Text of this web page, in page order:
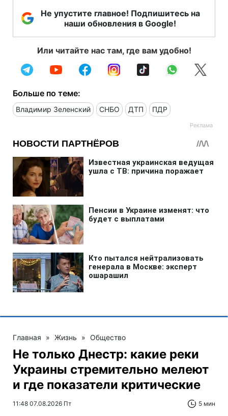
Не упустите главное! Подпишитесь на
наши обновления в Google!
Или читайте нас там, где вам удобно!
Больше по теме:
Владимир Зеленский СНБО ДТП ПДР
Главная » Жизнь » Общество
Не только Днестр: какие реки
Украины стремительно мелеют
и где показатели критические
11:48 07.08.2026 Пт 5 мин